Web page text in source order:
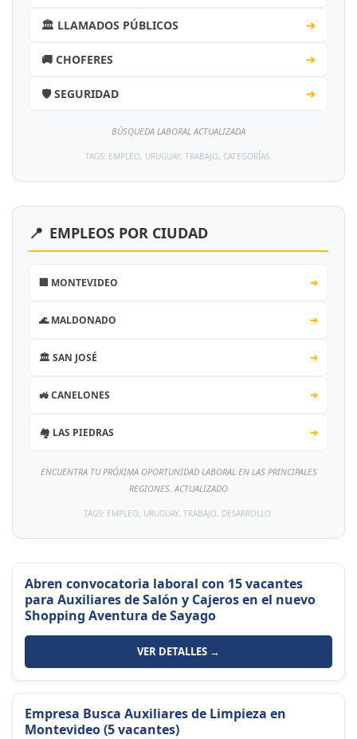
🏛️ LLAMADOS PÚBLICOS ➔
🚚 CHOFERES ➔
🛡️ SEGURIDAD ➔
BÚSQUEDA LABORAL ACTUALIZADA
TAGS: EMPLEO, URUGUAY, TRABAJO, CATEGORÍAS.
📍 EMPLEOS POR CIUDAD
🏢 MONTEVIDEO ➔
🌊 MALDONADO ➔
🏛️ SAN JOSÉ ➔
🚜 CANELONES ➔
🏘️ LAS PIEDRAS ➔
ENCUENTRA TU PRÓXIMA OPORTUNIDAD LABORAL EN LAS PRINCIPALES
REGIONES. ACTUALIZADO
TAGS: EMPLEO, URUGUAY, TRABAJO, DESARROLLO.
Abren convocatoria laboral con 15 vacantes
para Auxiliares de Salón y Cajeros en el nuevo
Shopping Aventura de Sayago
VER DETALLES →
Empresa Busca Auxiliares de Limpieza en
Montevideo (5 vacantes)